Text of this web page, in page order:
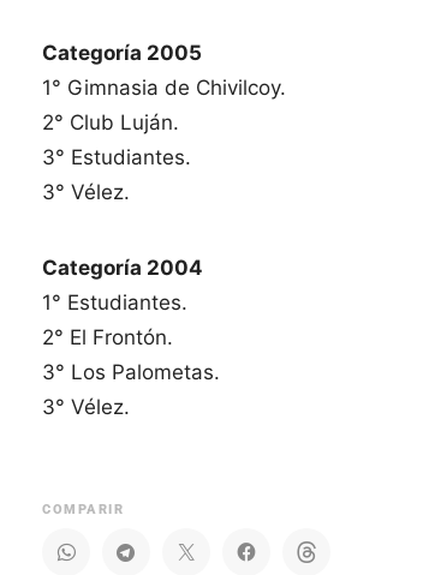
Categoría 2005
1° Gimnasia de Chivilcoy.
2° Club Luján.
3° Estudiantes.
3° Vélez.
Categoría 2004
1° Estudiantes.
2° El Frontón.
3° Los Palometas.
3° Vélez.
COMPARIR